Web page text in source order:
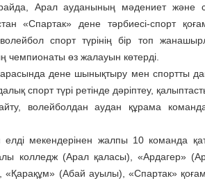
Арал ауданының мәдениет және
«Спартак» дене тәрбиесі-спорт
спорт түрінің бір топ
өз жалауын көтерді.
дене шынықтыру мен спортты
спорт түрі ретінде дәріптеу,
волейболдан аудан құрама
мекендерінен жалпы 10 команда
колледж (Арал қаласы), «Ардагер»
(Абай ауылы), «Спартак»